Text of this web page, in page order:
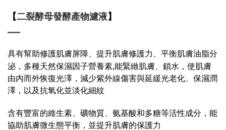
【二裂酵母發酵產物濾液】
具有幫助修護肌膚屏障、 提升肌膚修護力
平衡肌膚油脂分
泌，多種天然保濕因子營養素,能緊緻肌膚、鎖水 ， 使肌膚
由內而外恢復光澤 ， 減少紫外線傷害與延緩光老化、保濕潤
澤，以及抗氧化並淡化細紋
含有豐富的維生素、礦物質、氨基酸和多糖等活性成分，能
協助肌膚微生態平衡，並提升肌膚的保護力